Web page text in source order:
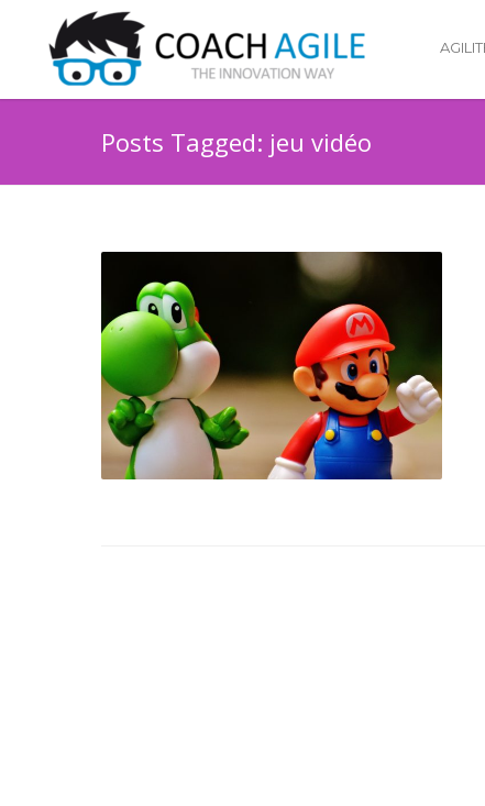
Posts Tagged: jeu vidéo